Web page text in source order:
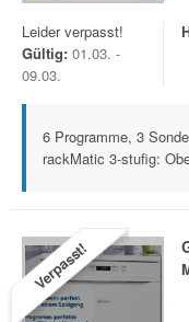
Leider verpasst!
Gültig: 01.03. -
09.03.
6 Programme, 3
rackMatic 3-stufig:
Verpasst!